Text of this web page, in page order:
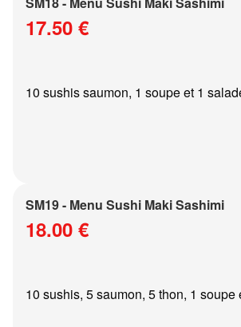
17.50 €
10 sushis saumon, 1 soupe et 1
SM19 - Menu Sushi Maki Sashimi
18.00 €
10 sushis, 5 saumon, 5 thon, 1 soupe